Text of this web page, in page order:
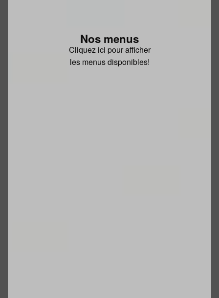
Nos menus
Cliquez ici pour afficher
les menus disponibles!